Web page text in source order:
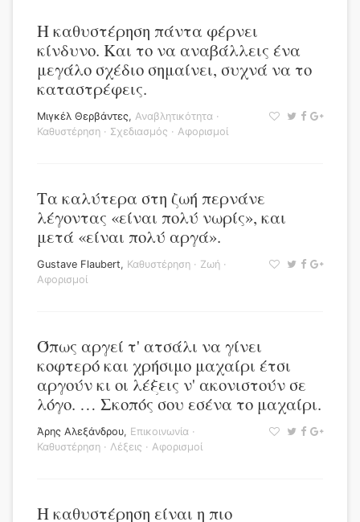
Η καθυστέρηση πάντα φέρνει
κίνδυνο. Και το να αναβάλλεις ένα
μεγάλο σχέδιο σημαίνει, συχνά να το
καταστρέφεις.
Μιγκέλ Θερβάντες, Αναβλητικότητα ·
Καθυστέρηση · Σχεδιασμός · Αφορισμοί
Τα καλύτερα στη ζωή περνάνε
λέγοντας «είναι πολύ νωρίς», και
μετά «είναι πολύ αργά».
Gustave Flaubert, Καθυστέρηση · Ζωή ·
Αφορισμοί
Όπως αργεί τ' ατσάλι να γίνει
κοφτερό και χρήσιμο μαχαίρι έτσι
αργούν κι οι λέξεις ν' ακονιστούν σε
λόγο. … Σκοπός σου εσένα το μαχαίρι.
Άρης Αλεξάνδρου, Επικοινωνία ·
Καθυστέρηση · Λέξεις · Αφορισμοί
Η καθυστέρηση είναι η πιο